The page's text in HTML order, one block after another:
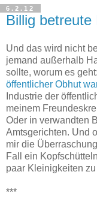
6.2.12
Billig betreute
Und das wird nicht
jemand außerhalb
sollte, worum es
öffentlicher Obhut
Industrie der
meinem
Oder in verwandten
Amtsgerichten. Und
mir die
Fall ein
paar Kleinigkeiten
***